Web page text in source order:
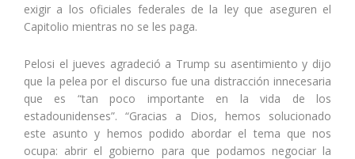
exigir a los oficiales federales de la ley que aseguren el
Capitolio mientras no se les paga.
Pelosi el jueves agradeció a Trump su asentimiento y dijo
que la pelea por el discurso fue una distracción innecesaria
que es “tan poco importante en la vida de los
estadounidenses”. “Gracias a Dios, hemos solucionado
este asunto y hemos podido abordar el tema que nos
ocupa: abrir el gobierno para que podamos negociar la